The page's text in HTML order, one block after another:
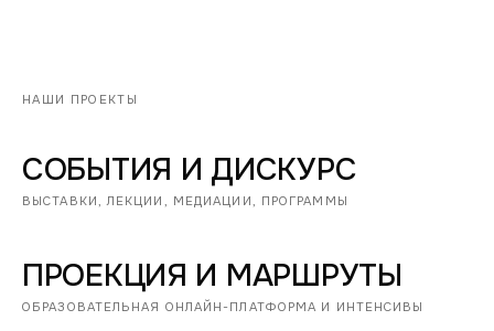
НАШИ ПРОЕКТЫ
СОБЫТИЯ И ДИСКУРС
ВЫСТАВКИ, ЛЕКЦИИ, МЕДИАЦИИ, ПРОГРАММЫ
ПРОЕКЦИЯ И МАРШРУТЫ
ОБРАЗОВАТЕЛЬНАЯ ОНЛАЙН-ПЛАТФОРМА И ИНТЕНСИВЫ